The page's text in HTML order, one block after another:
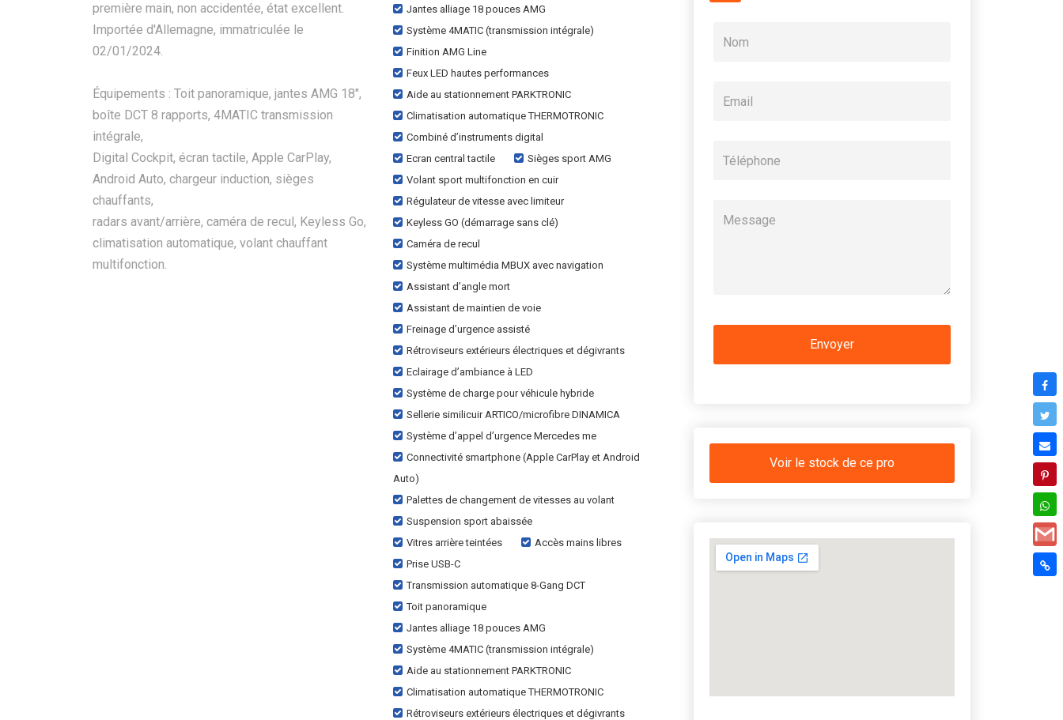
première main, non accidentée, état excellent.
Importée d'Allemagne, immatriculée le
02/01/2024.
Équipements : Toit panoramique, jantes AMG 18",
boîte DCT 8 rapports, 4MATIC transmission
intégrale,
Digital Cockpit, écran tactile, Apple CarPlay,
Android Auto, chargeur induction, sièges
chauffants,
radars avant/arrière, caméra de recul, Keyless Go,
climatisation automatique, volant chauffant
multifonction.
Jantes alliage 18 pouces AMG
Système 4MATIC (transmission intégrale)
Finition AMG Line
Feux LED hautes performances
Aide au stationnement PARKTRONIC
Climatisation automatique THERMOTRONIC
Combiné d’instruments digital
Ecran central tactile
Sièges sport AMG
Volant sport multifonction en cuir
Régulateur de vitesse avec limiteur
Keyless GO (démarrage sans clé)
Caméra de recul
Système multimédia MBUX avec navigation
Assistant d’angle mort
Assistant de maintien de voie
Freinage d’urgence assisté
Rétroviseurs extérieurs électriques et dégivrants
Eclairage d’ambiance à LED
Système de charge pour véhicule hybride
Sellerie similicuir ARTICO/microfibre DINAMICA
Système d’appel d’urgence Mercedes me
Connectivité smartphone (Apple CarPlay et Android
Auto)
Palettes de changement de vitesses au volant
Suspension sport abaissée
Vitres arrière teintées
Accès mains libres
Prise USB-C
Transmission automatique 8-Gang DCT
Toit panoramique
Jantes alliage 18 pouces AMG
Système 4MATIC (transmission intégrale)
Aide au stationnement PARKTRONIC
Climatisation automatique THERMOTRONIC
Rétroviseurs extérieurs électriques et dégivrants
Voir le stock de ce pro